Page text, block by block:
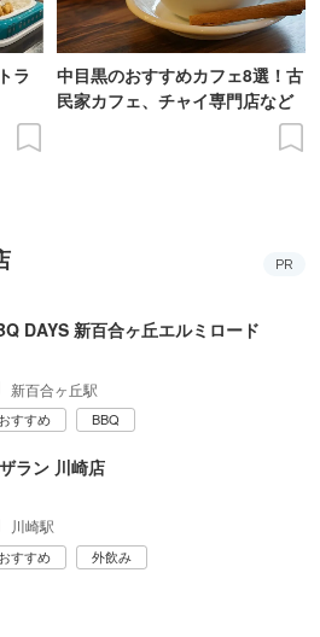
ラ
中目黒のおすすめカフェ8選！古
民家カフェ、チャイ専門店など
PR
DAYS 新百合ヶ丘エルミロード
新百合ヶ丘駅
おすすめ BBQ
ラン 川崎店
川崎駅
おすすめ 外飲み